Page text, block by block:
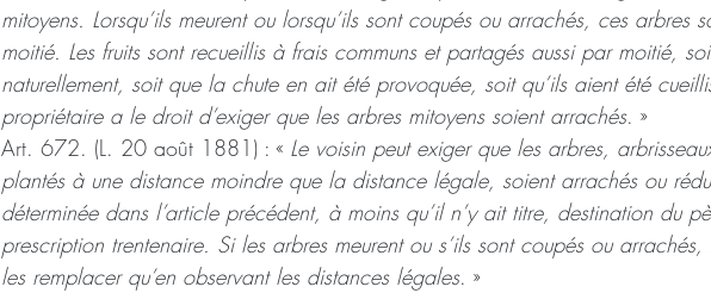
mitoyens. Lorsqu’ils meurent ou lorsqu’ils sont coupés ou arrachés, ces arbres
moitié. Les fruits sont recueillis à frais communs et partagés aussi par moitié,
naturellement, soit que la chute en ait été provoquée, soit qu’ils aient été
propriétaire a le droit d’exiger que les arbres mitoyens soient arrachés. »
Art. 672. (L. 20 août 1881) : « Le voisin peut exiger que les arbres,
plantés à une distance moindre que la distance légale, soient arrachés ou
déterminée dans l’article précédent, à moins qu’il n’y ait titre, destination du
prescription trentenaire. Si les arbres meurent ou s’ils sont coupés ou
les remplacer qu’en observant les distances légales. »